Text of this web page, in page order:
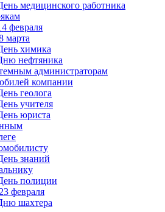
медицинского работника
февраля
марта
химика
нефтяника
администраторам
компании
геолога
учителя
юриста
знаний
полиции
февраля
шахтера